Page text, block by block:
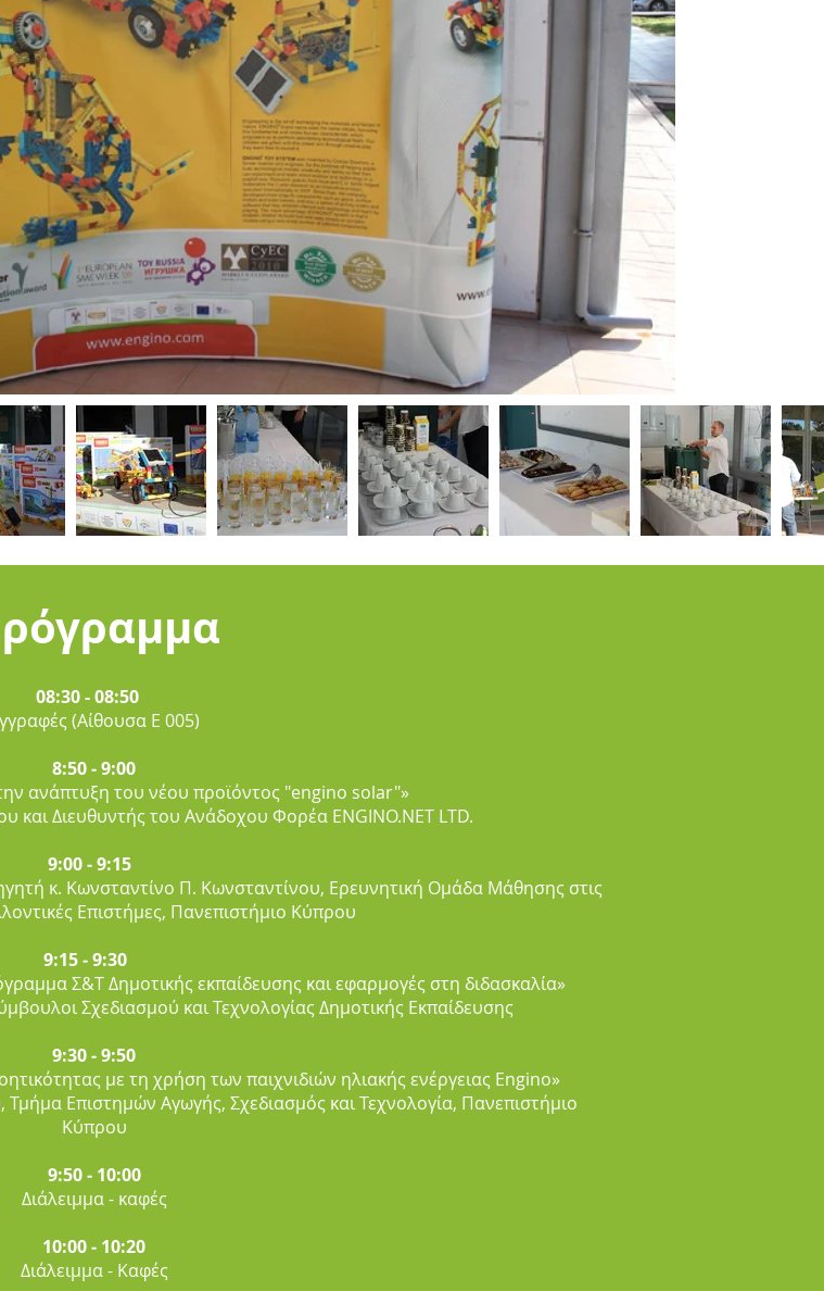
08:30 - 08:50
(Αίθουσα Ε 005)
8:50 ‐ 9:00
ανάπτυξη του νέου προϊόντος "engino solar"»
και Διευθυντής του Ανάδοχου Φορέα ENGINO.NET LTD.
9:00 ‐ 9:15
κ. Κωνσταντίνο Π. Κωνσταντίνου, Ερευνητική Ομάδα Μάθησης στις
Επιστήμες, Πανεπιστήμιο Κύπρου
9:15 ‐ 9:30
Σ&Τ Δημοτικής εκπαίδευσης και εφαρμογές στη διδασκαλία»
Σχεδιασμού και Τεχνολογίας Δημοτικής Εκπαίδευσης
9:30 ‐ 9:50
με τη χρήση των παιχνιδιών ηλιακής ενέργειας Engino»
Επιστημών Αγωγής, Σχεδιασμός και Τεχνολογία, Πανεπιστήμιο
Κύπρου
9:50 ‐ 10:00
Διάλειμμα - καφές
10:00 ‐ 10:20
Διάλειμμα - Kαφές